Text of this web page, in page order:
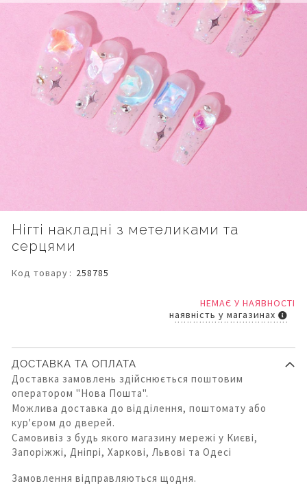
Нігті накладні з метеликами та
серцями
Код товару 258785
НЕМАЄ У НАЯВНОСТІ
наявність у магазинах
початку
зображень
ДОСТАВКА ТА ОПЛАТА
Доставка замовлень здійснюється поштовим
оператором "Нова Пошта".
Можлива доставка до відділення, поштомату або
кур'єром до дверей.
Самовивіз з будь якого магазину мережі у Києві,
Запоріжжі, Дніпрі, Харкові, Львові та Одесі
Замовлення відправляються щодня.